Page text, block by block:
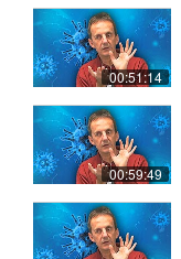
00:51:14
00:59:49